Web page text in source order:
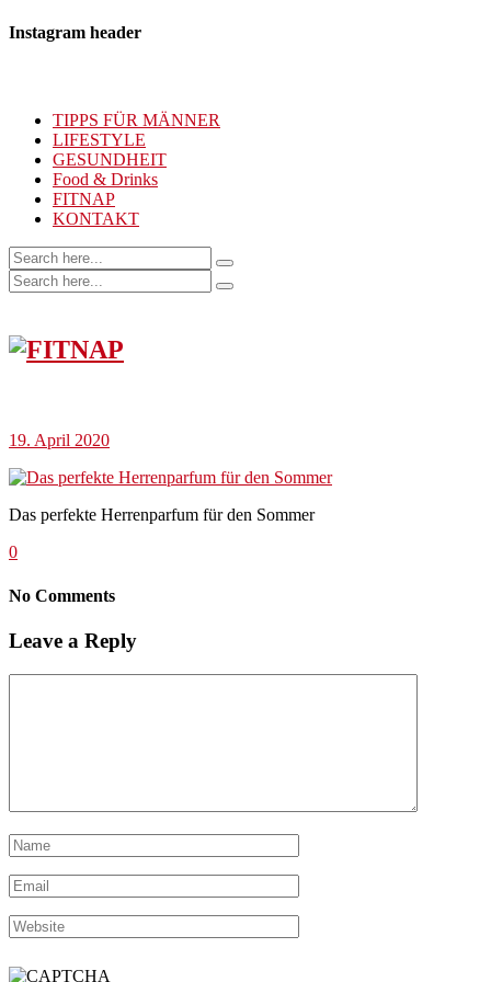
Instagram header
TIPPS FÜR MÄNNER
LIFESTYLE
GESUNDHEIT
Food & Drinks
FITNAP
KONTAKT
19. April 2020
Das perfekte Herrenparfum für den Sommer
0
No Comments
Leave a Reply